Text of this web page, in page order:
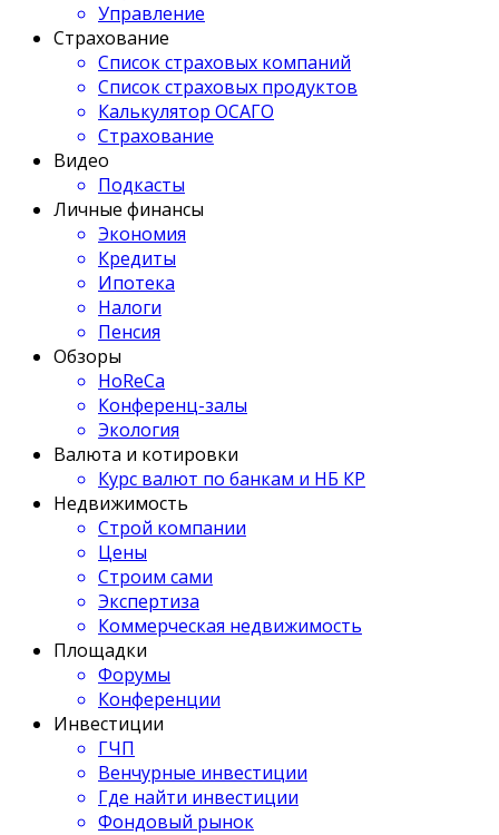
Управление
Страхование
Список страховых компаний
Список страховых продуктов
Калькулятор ОСАГО
Страхование
Видео
Подкасты
Личные финансы
Экономия
Кредиты
Ипотека
Налоги
Пенсия
Обзоры
HoReCa
Конференц-залы
Экология
Валюта и котировки
Курс валют по банкам и НБ КР
Недвижимость
Строй компании
Цены
Строим сами
Экспертиза
Коммерческая недвижимость
Площадки
Форумы
Конференции
Инвестиции
ГЧП
Венчурные инвестиции
Где найти инвестиции
Фондовый рынок